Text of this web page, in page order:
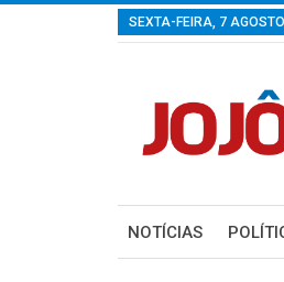
SEXTA-FEIRA, 7
NOTÍCIAS